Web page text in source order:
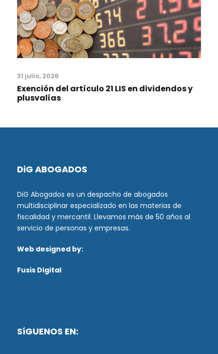
31 julio, 2026
Exención del artículo 21 LIS en dividendos y
plusvalías
DiG ABOGADOS
DiG Abogados es un despacho de abogados
multidisciplinar especializado en las materias de
fiscalidad y mercantil. Llevamos más de 50 años al
servicio de personas y empresas.
Web designed by:
Fusis Digital
SíGUENOS EN: